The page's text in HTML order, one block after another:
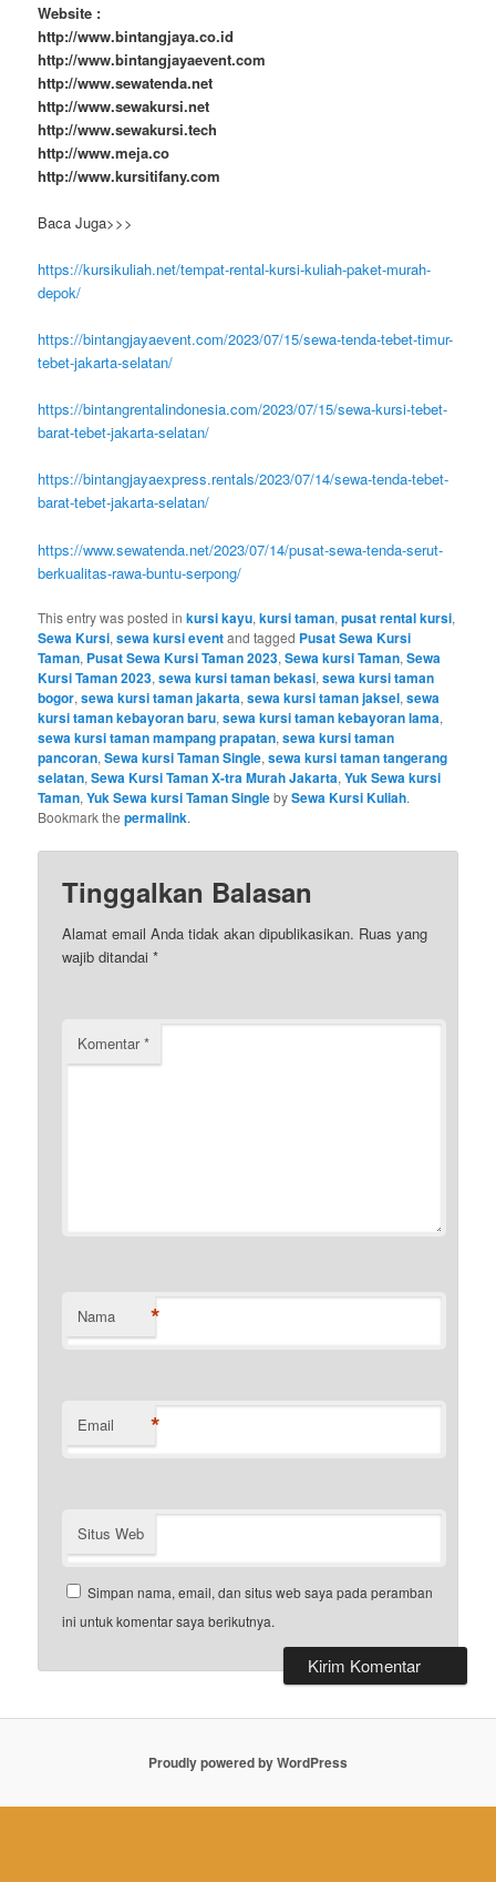
Website :
http://www.bintangjaya.co.id
http://www.bintangjayaevent.com
http://www.sewatenda.net
http://www.sewakursi.net
http://www.sewakursi.tech
http://www.meja.co
http://www.kursitifany.com
Baca Juga>>>
https://kursikuliah.net/tempat-rental-kursi-kuliah-paket-murah-
depok/
https://bintangjayaevent.com/2023/07/15/sewa-tenda-tebet-timur-
tebet-jakarta-selatan/
https://bintangrentalindonesia.com/2023/07/15/sewa-kursi-tebet-
barat-tebet-jakarta-selatan/
https://bintangjayaexpress.rentals/2023/07/14/sewa-tenda-tebet-
barat-tebet-jakarta-selatan/
https://www.sewatenda.net/2023/07/14/pusat-sewa-tenda-serut-
berkualitas-rawa-buntu-serpong/
This entry was posted inkursi kayu,kursi taman,pusat rental kursi,
Sewa Kursi,sewa kursi eventand tagged Pusat Sewa Kursi
Taman, Pusat Sewa Kursi Taman 2023,Sewa kursi Taman,Sewa
Kursi Taman 2023,sewa kursi taman bekasi,sewa kursi taman
bogor,sewa kursi taman jakarta,sewa kursi taman jaksel,sewa
kursi taman kebayoran baru,sewa kursi taman kebayoran lama,
sewa kursi taman mampang prapatan,sewa kursi taman
pancoran,Sewa kursi Taman Single,sewa kursi taman tangerang
selatan,Sewa Kursi Taman X-tra Murah Jakarta,Yuk Sewa kursi
Taman,Yuk Sewa kursi Taman SinglebySewa Kursi Kuliah.
Bookmark thepermalink.
Tinggalkan Balasan
Alamat email Anda tidak akan dipublikasikan. Ruas yang
wajib ditandai*
Komentar*
Nama *
Email *
Situs Web
Simpan nama, email, dan situs web saya pada peramban
ini untuk komentar saya berikutnya.
Proudly powered by WordPress